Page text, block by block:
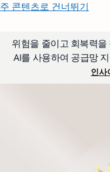
주 콘텐츠로 건너뛰기
위험을 줄이고 회복력을
AI를 사용하여 공급망
인사